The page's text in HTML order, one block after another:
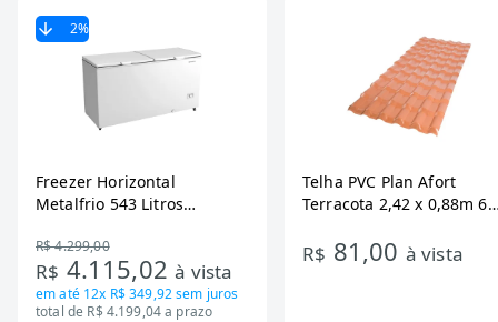
2%
Freezer Horizontal
Metalfrio 543 Litros
Tecnologia Inverter, Branco,
Bivolt
R$ 4.299,00
R$ 4.115,02à vista
em até 12x R$ 349,92sem juros
total de R$ 4.199,04 a prazo
Telha PVC Plan Afort
Terracota 2,42 x 0,88m 6
R$ 81,00 à vista